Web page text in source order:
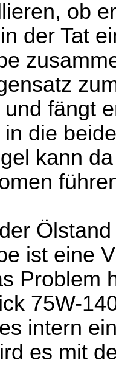
ob
der Tat
und fängt
in die
kann
ist eine
Problem
75W-
intern
es mit